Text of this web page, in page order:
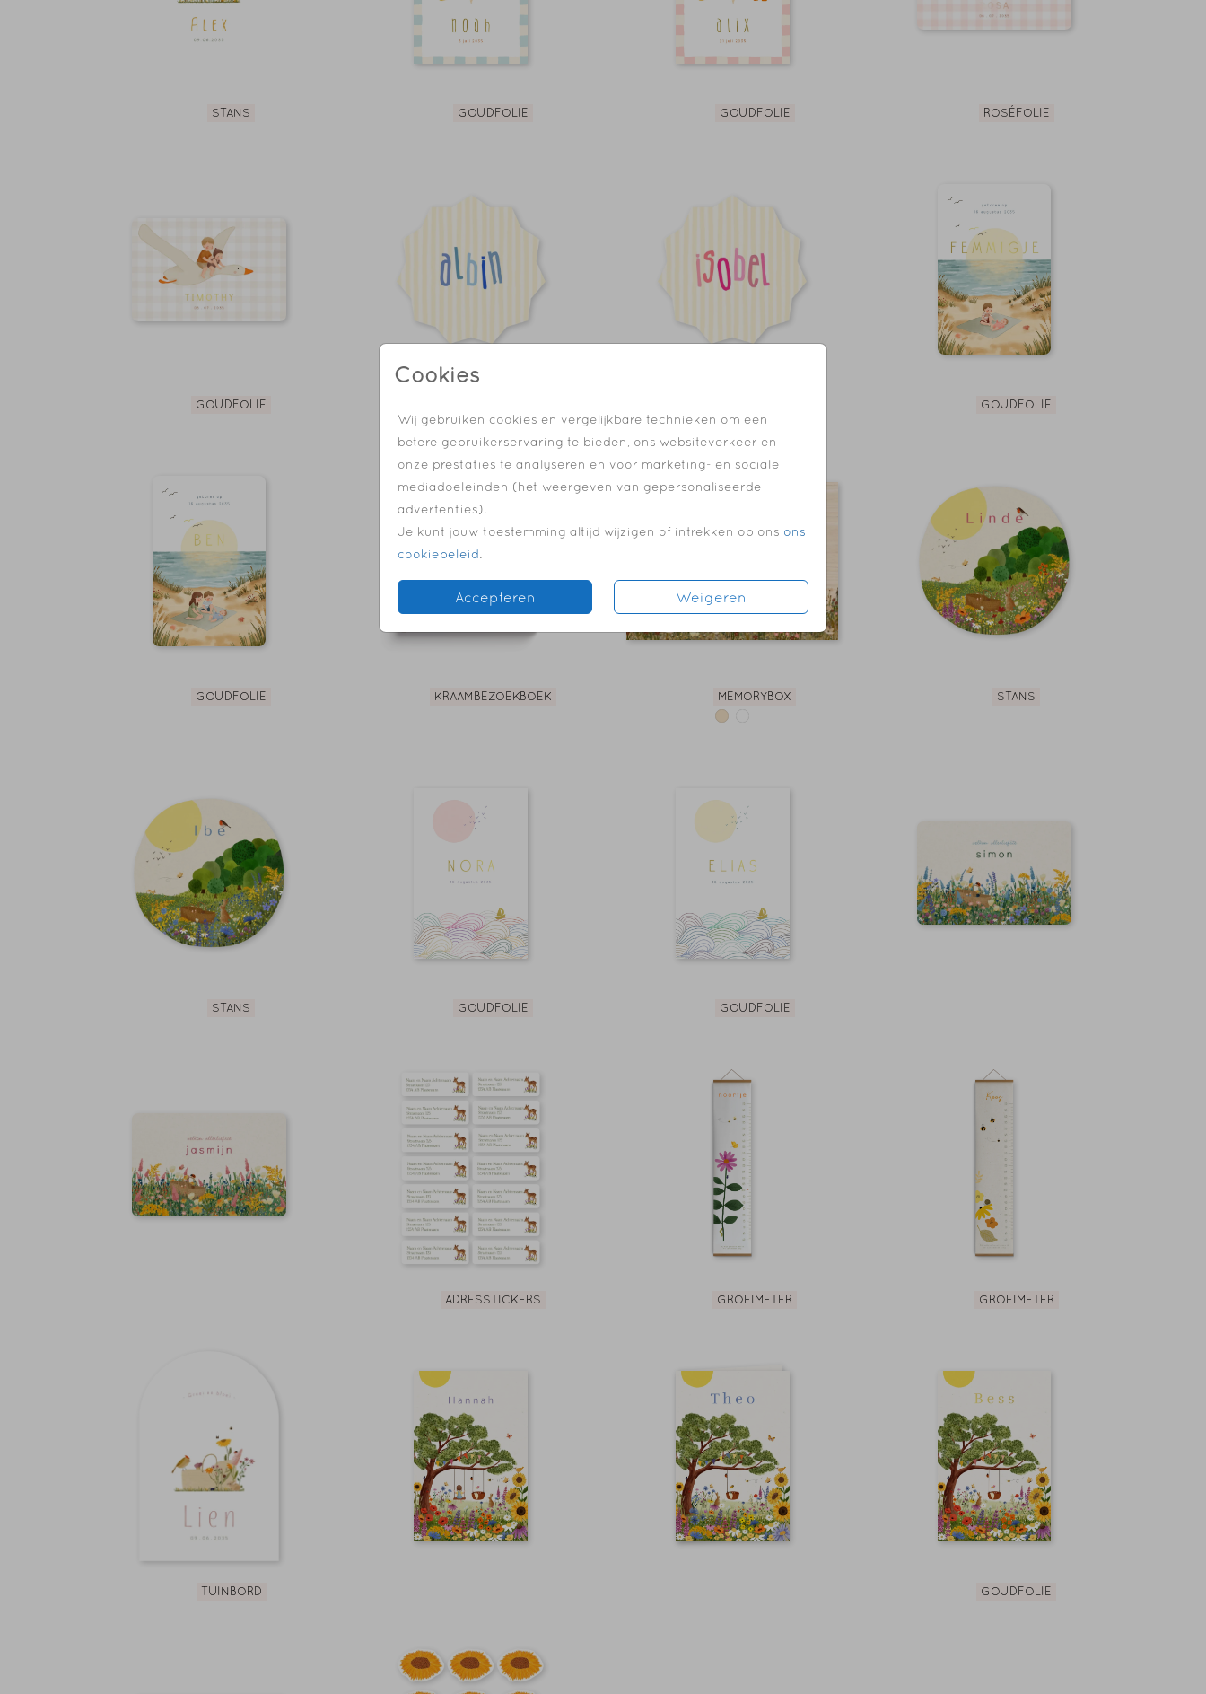
Cookies
Wij gebruiken cookies en vergelijkbare technieken om een
betere gebruikerservaring te bieden, ons websiteverkeer en
onze prestaties te analyseren en voor marketing- en sociale
mediadoeleinden (het weergeven van gepersonaliseerde
advertenties).
Je kunt jouw toestemming altijd wijzigen of intrekken op ons ons
cookiebeleid.
Accepteren Weigeren
STANS GOUDFOLIE GOUDFOLIE ROSÉFOLIE
GOUDFOLIE GOUDFOLIE
GOUDFOLIE KRAAMBEZOEKBOEK MEMORYBOX STANS
STANS GOUDFOLIE GOUDFOLIE
ADRESSTICKERS GROEIMETER GROEIMETER
TUINBORD GOUDFOLIE